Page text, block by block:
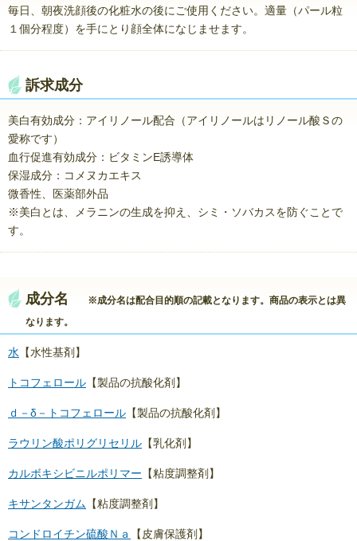
毎日、朝夜洗顔後の化粧水の後にご使用ください。適量（パール粒
１個分程度）を手にとり顔全体になじませます。
訴求成分
美白有効成分：アイリノール配合（アイリノールはリノール酸Ｓの
愛称です）
血行促進有効成分：ビタミンE誘導体
保湿成分：コメヌカエキス
微香性、医薬部外品
※美白とは、メラニンの生成を抑え、シミ・ソバカスを防ぐことで
す。
成分名
※成分名は配合目的順の記載となります。商品の表示とは異
なります。
水 【水性基剤】
トコフェロール 【製品の抗酸化剤】
ｄ－δ－トコフェロール 【製品の抗酸化剤】
ラウリン酸ポリグリセリル 【乳化剤】
カルボキシビニルポリマー 【粘度調整剤】
キサンタンガム 【粘度調整剤】
コンドロイチン硫酸Ｎａ 【皮膚保護剤】